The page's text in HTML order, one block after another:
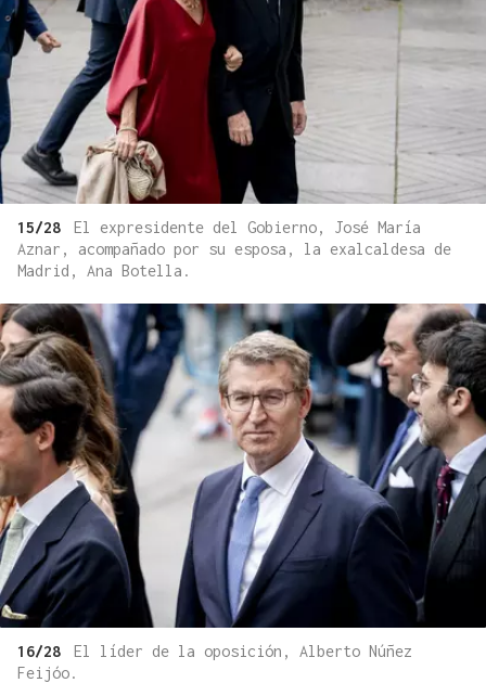
15/28
El expresidente del Gobierno, José María
Aznar, acompañado por su esposa, la exalcaldesa de
Madrid, Ana Botella.
16/28
El líder de la oposición, Alberto Núñez
Feijóo.